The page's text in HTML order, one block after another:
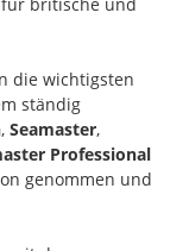
die wichtigsten
ständig
, Seamaster,
Professional
genommen und